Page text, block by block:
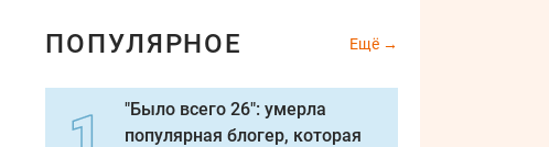
ПОПУЛЯРНОЕ Ещё
"Было всего 26": умерла
популярная блогер, которая